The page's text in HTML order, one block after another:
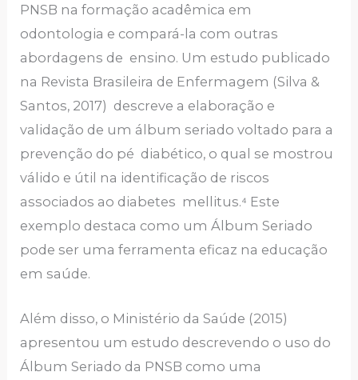
PNSB na formação acadêmica em
odontologia e compará-la com outras
abordagens de ensino. Um estudo publicado
na Revista Brasileira de Enfermagem (Silva &
Santos, 2017) descreve a elaboração e
validação de um álbum seriado voltado para a
prevenção do pé diabético, o qual se mostrou
válido e útil na identificação de riscos
associados ao diabetes mellitus.⁴ Este
exemplo destaca como um Álbum Seriado
pode ser uma ferramenta eficaz na educação
em saúde.
Além disso, o Ministério da Saúde (2015)
apresentou um estudo descrevendo o uso do
Álbum Seriado da PNSB como uma